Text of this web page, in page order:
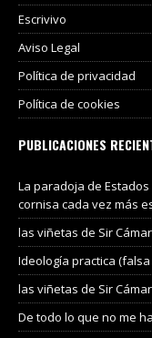
Escrivivo
Aviso Legal
Política de privacidad
Política de cookies
PUBLICACIONES
La paradoja de
cornisa cada vez más
las viñetas de Sir
Ideología practica
las viñetas de Sir
De todo lo que no me